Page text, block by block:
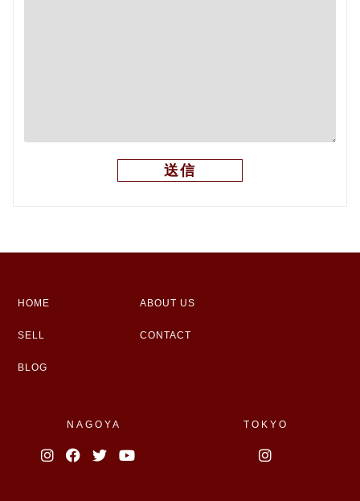
HOME ABOUT US
SELL CONTACT
BLOG
NAGOYA TOKYO